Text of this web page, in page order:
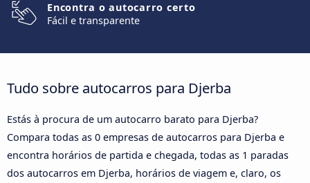
Encontra o autocarro certo
Fácil e transparente
Tudo sobre autocarros para Djerba
Estás à procura de um autocarro barato para Djerba?
Compara todas as 0 empresas de autocarros para Djerba e
encontra horários de partida e chegada, todas as 1 paradas
dos autocarros em Djerba, horários de viagem e, claro, os